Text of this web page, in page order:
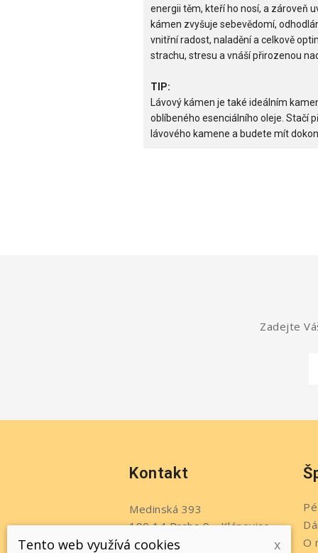
energii těm, kteří ho nosí, a zároveň
kámen zvyšuje sebevědomí,
vnitřní radost, naladění a celkově
strachu, stresu a vnáší přirozenou
TIP:
Lávový kámen je také ideálním
oblíbeného esenciálního oleje. Stačí
lávového kamene a budete mít
Zadejte
Kontakt
Medinská 393
190 14 Praha 9 - Klánovice
Česko
O
Tento web využívá cookies x